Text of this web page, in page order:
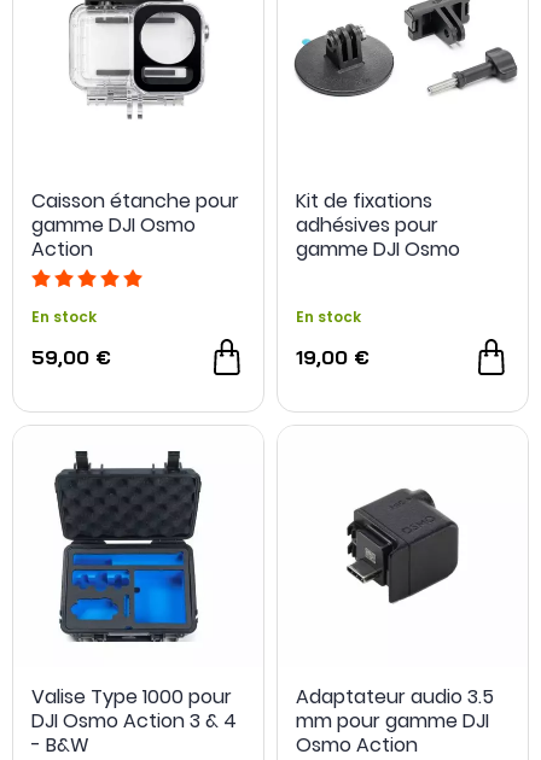
Caisson étanche pour
gamme DJI Osmo
Action
En stock
59,00 €
Kit de fixations
adhésives pour
gamme DJI Osmo
En stock
19,00 €
Valise Type 1000 pour
DJI Osmo Action 3 & 4
- B&W
Adaptateur audio 3.5
mm pour gamme DJI
Osmo Action